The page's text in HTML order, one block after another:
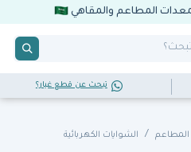
المطاعم والمقاهي
تبحث عن قطع غيار؟
الشوايات الكهربائية